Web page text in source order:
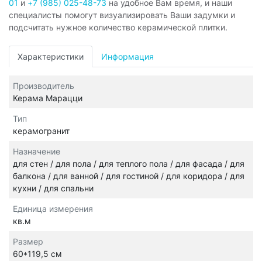
01 и +7 (985) 025-48-73 на удобное Вам время, и наши
специалисты помогут визуализировать Ваши задумки и
подсчитать нужное количество керамической плитки.
Характеристики Информация
Производитель
Керама Марацци
Тип
керамогранит
Назначение
для стен / для пола / для теплого пола / для фасада / для
балкона / для ванной / для гостиной / для коридора / для
кухни / для спальни
Единица измерения
кв.м
Размер
60*119,5 см